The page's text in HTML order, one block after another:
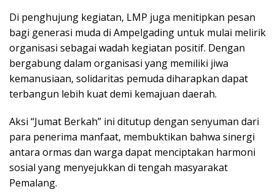
Di penghujung kegiatan, LMP juga menitipkan pesan
bagi generasi muda di Ampelgading untuk mulai melirik
organisasi sebagai wadah kegiatan positif. Dengan
bergabung dalam organisasi yang memiliki jiwa
kemanusiaan, solidaritas pemuda diharapkan dapat
terbangun lebih kuat demi kemajuan daerah.
Aksi “Jumat Berkah” ini ditutup dengan senyuman dari
para penerima manfaat, membuktikan bahwa sinergi
antara ormas dan warga dapat menciptakan harmoni
sosial yang menyejukkan di tengah masyarakat
Pemalang.